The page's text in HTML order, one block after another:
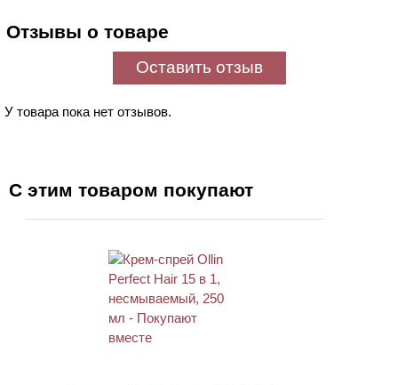
Отзывы о товаре
Оставить отзыв
У товара пока нет отзывов.
С этим товаром покупают